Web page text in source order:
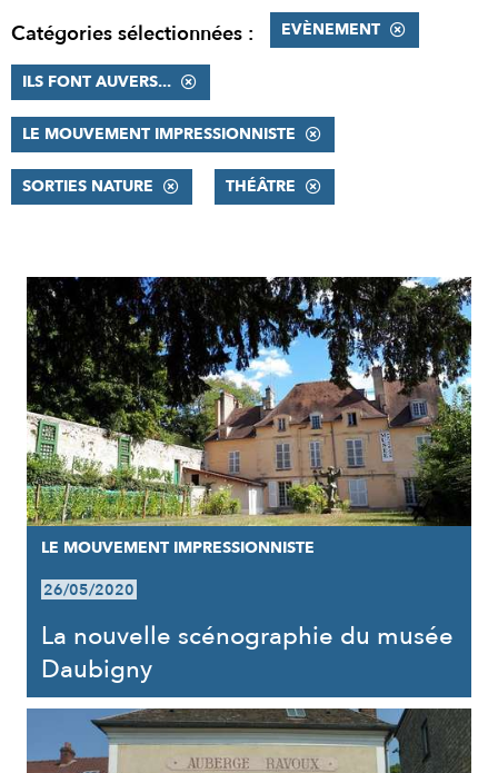
Catégories sélectionnées : EVÈNEMENT
ILS FONT AUVERS...
LE MOUVEMENT IMPRESSIONNISTE
SORTIES NATURE THÉÂTRE
RÉSULTATS
LE MOUVEMENT IMPRESSIONNISTE
26/05/2020
La nouvelle scénographie du musée
Daubigny